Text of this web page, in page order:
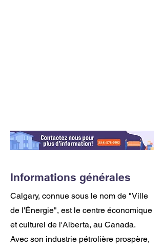
Informations générales
Calgary, connue sous le nom de "Ville
de l'Énergie", est le centre économique
et culturel de l'Alberta, au Canada.
Avec son industrie pétrolière prospère,